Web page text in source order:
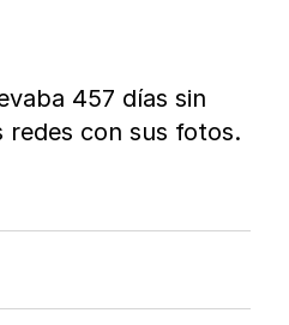
457 días sin
redes con sus fotos.